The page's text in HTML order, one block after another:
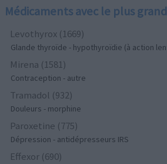
Médicaments avec le plus
Levothyrox (1669)
Glande thyroïde - hypothyroïdie (à action
Mirena (1581)
Contraception - autre
Tramadol (932)
Douleurs - morphine
Paroxetine (775)
Dépression - antidépresseurs IRS
Effexor (690)